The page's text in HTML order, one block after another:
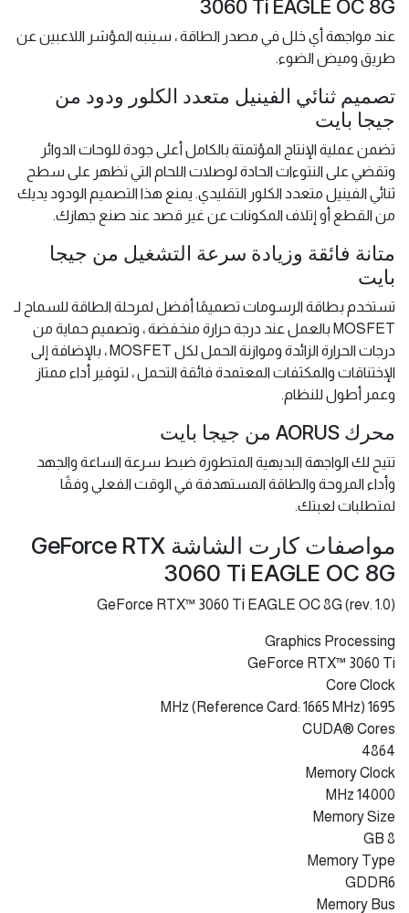
3060 Ti EAGLE OC 8G
عند مواجهة أي خلل في مصدر الطاقة ، سينبه المؤشر اللاعبين عن
طريق وميض الضوء.
تصميم ثنائي الفينيل متعدد الكلور ودود من
جيجا بايت
تضمن عملية الإنتاج المؤتمتة بالكامل أعلى جودة للوحات الدوائر
وتقضي على النتوءات الحادة لوصلات اللحام التي تظهر على سطح
ثنائي الفينيل متعدد الكلور التقليدي. يمنع هذا التصميم الودود يديك
من القطع أو إتلاف المكونات عن غير قصد عند صنع جهازك.
متانة فائقة وزيادة سرعة التشغيل من جيجا
بايت
تستخدم بطاقة الرسومات تصميمًا أفضل لمرحلة الطاقة للسماح لـ
MOSFET بالعمل عند درجة حرارة منخفضة ، وتصميم حماية من
درجات الحرارة الزائدة وموازنة الحمل لكل MOSFET ، بالإضافة إلى
الإختناقات والمكثفات المعتمدة فائقة التحمل ، لتوفير أداء ممتاز
وعمر أطول للنظام.
محرك AORUS من جيجا بايت
تتيح لك الواجهة البديهية المتطورة ضبط سرعة الساعة والجهد
وأداء المروحة والطاقة المستهدفة في الوقت الفعلي وفقًا
لمتطلبات لعبتك.
مواصفات كارت الشاشة GeForce RTX
3060 Ti EAGLE OC 8G
GeForce RTX™ 3060 Ti EAGLE OC 8G (rev. 1.0)
Graphics Processing
GeForce RTX™ 3060 Ti
Core Clock
1695 MHz (Reference Card: 1665 MHz)
CUDA® Cores
4864
Memory Clock
14000 MHz
Memory Size
8 GB
Memory Type
GDDR6
Memory Bus